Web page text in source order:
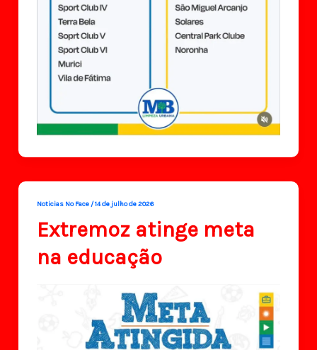
Noticias No Face /14 de julho de 2026
Extremoz atinge meta
na educação